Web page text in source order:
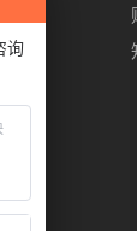
询